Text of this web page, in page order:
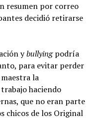
resumen por correo
decidió retirarse
ybullyingpodría
para evitar perder
la
haciendo
que no eran parte
chicos de los Original